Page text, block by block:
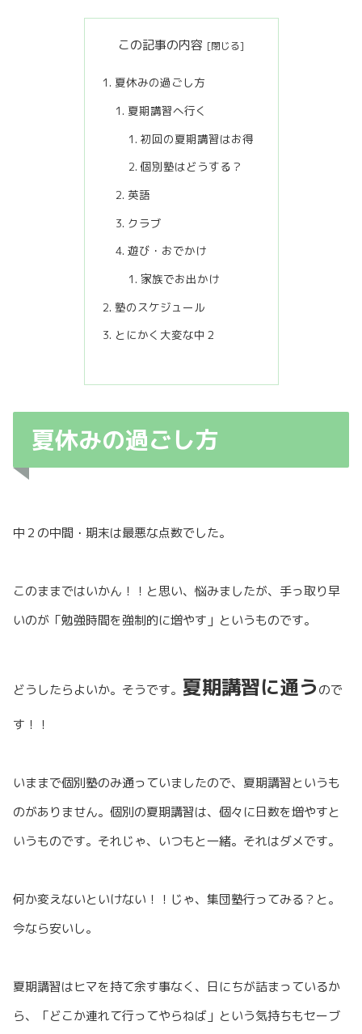
この記事の内容
夏休みの過ごし方
夏期講習へ行く
初回の夏期講習はお得
個別塾はどうする？
英語
クラブ
遊び・おでかけ
家族でお出かけ
塾のスケジュール
とにかく大変な中２
夏休みの過ごし方
中２の中間・期末は最悪な点数でした。
このままではいかん！！と思い、悩みましたが、手っ取り早
いのが「勉強時間を強制的に増やす」というものです。
どうしたらよいか。そうです。 夏期講習に通うので
す！！
いままで個別塾のみ通っていましたので、夏期講習というも
のがありません。個別の夏期講習は、個々に日数を増やすと
いうものです。それじゃ、いつもと一緒。それはダメです。
何か変えないといけない！！じゃ、集団塾行ってみる？と。
今なら安いし。
夏期講習はヒマを持て余す事なく、日にちが詰まっているか
ら、「どこか連れて行ってやらねば」という気持ちもセーブ